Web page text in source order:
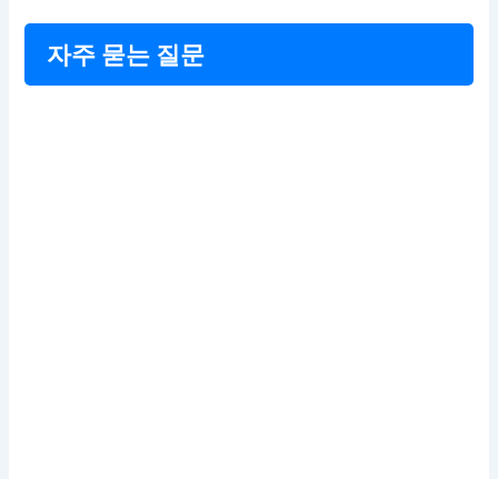
자주 묻는 질문